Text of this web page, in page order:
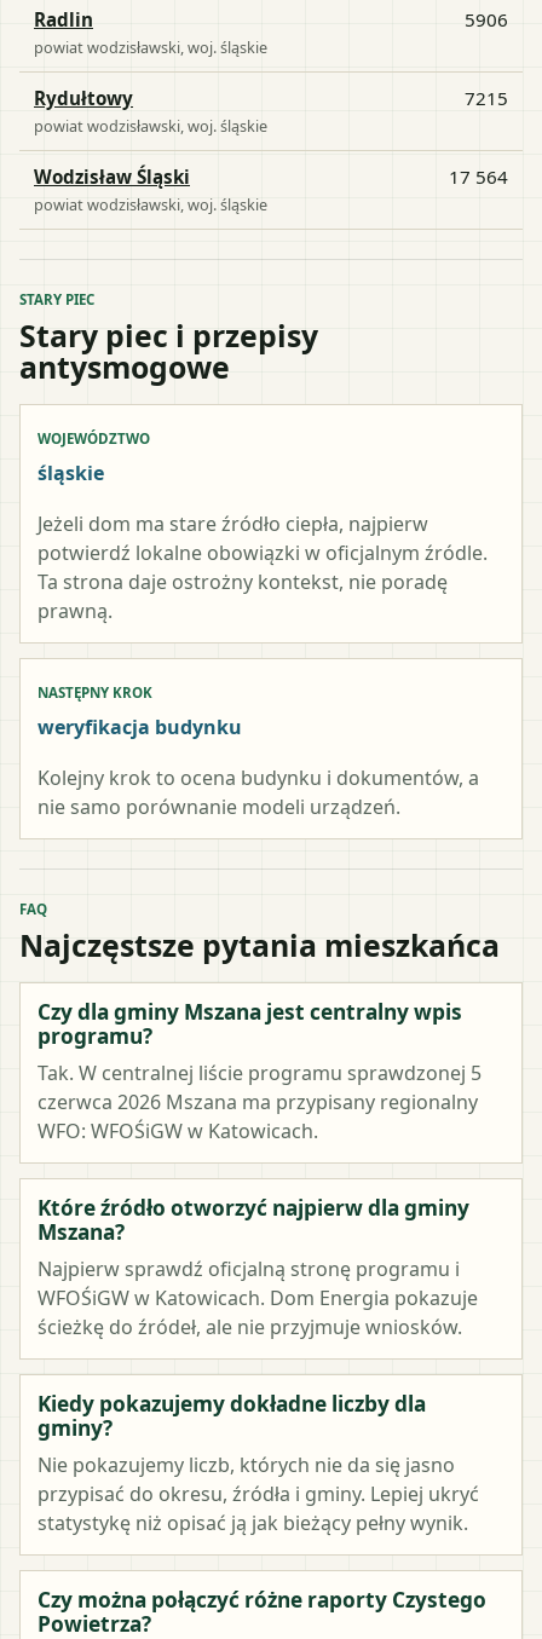
Radlin
powiatwodzisławski , woj.śląskie
5906
Rydułtowy
powiatwodzisławski , woj.śląskie
7215
Wodzisław Śląski
powiatwodzisławski , woj.śląskie
17 564
STARY PIEC
Stary piec i przepisy
antysmogowe
WOJEWÓDZTWO
śląskie
Jeżeli dom ma stare źródło ciepła, najpierw
potwierdź lokalne obowiązki w oficjalnym źródle.
Ta strona daje ostrożny kontekst, nie poradę
prawną.
NASTĘPNY KROK
weryfikacja budynku
Kolejny krok to ocena budynku i dokumentów, a
nie samo porównanie modeli urządzeń.
FAQ
Najczęstsze pytania mieszkańca
Czy dla gminy Mszana jest centralny wpis
programu?
Tak. W centralnej liście programu sprawdzonej 5
czerwca 2026 Mszana ma przypisany regionalny
WFO: WFOŚiGW w Katowicach.
Które źródło otworzyć najpierw dla gminy
Mszana?
Najpierw sprawdź oficjalną stronę programu i
WFOŚiGW w Katowicach. Dom Energia pokazuje
ścieżkę do źródeł, ale nie przyjmuje wniosków.
Kiedy pokazujemy dokładne liczby dla
gminy?
Nie pokazujemy liczb, których nie da się jasno
przypisać do okresu, źródła i gminy. Lepiej ukryć
statystykę niż opisać ją jak bieżący pełny wynik.
Czy można połączyć różne raporty Czystego
Powietrza?